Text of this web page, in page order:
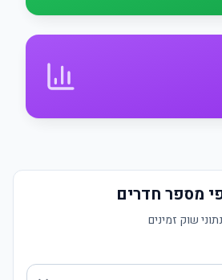
מספר חדרים
שוק זמינים